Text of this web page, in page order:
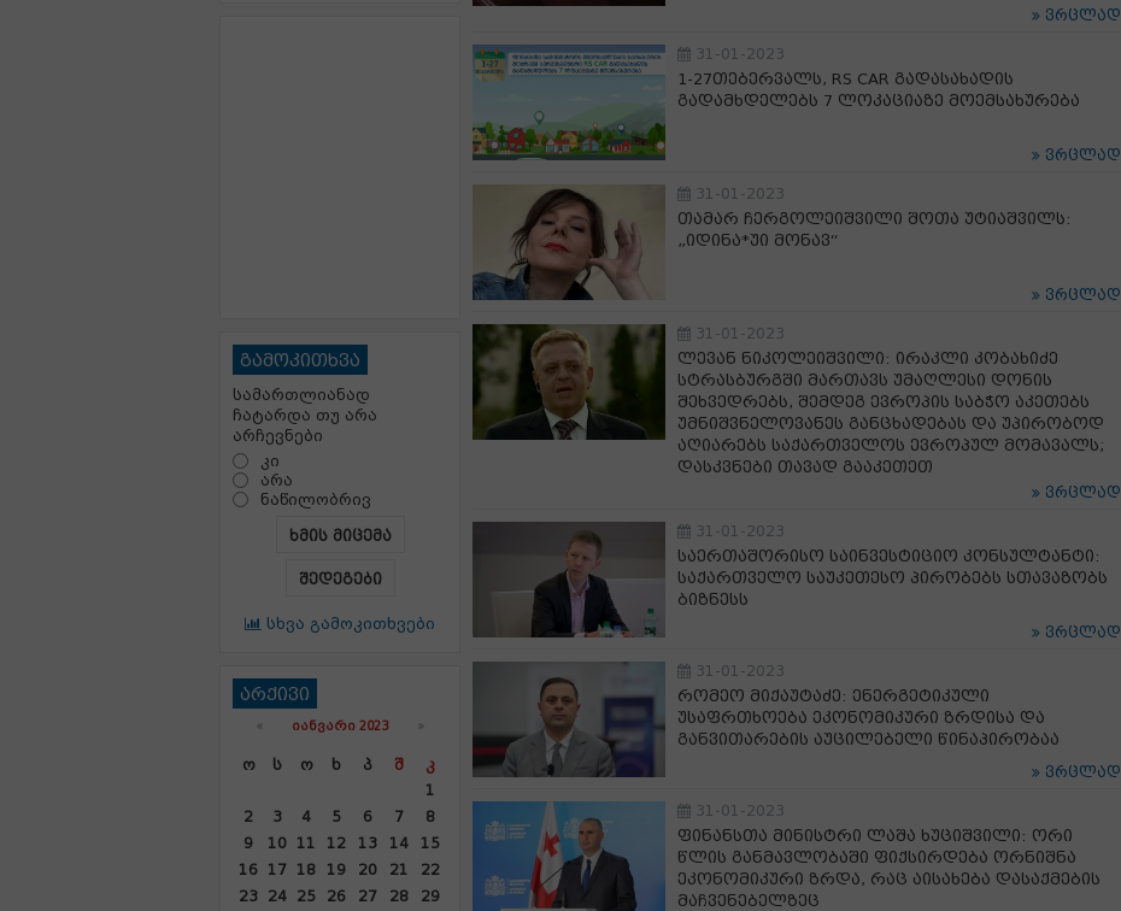
გამოკითხვა
სამართლიანად
ჩატარდა თუ არა
არჩევნები
კი
არა
ნაწილობრივ
ხმის მიცემა
შედეგები
სხვა გამოკითხვები
არქივი
« ᲘᲐᲜᲕᲐᲠᲘ 2023 »
Ო Ს Ო Ხ Პ Შ
Კ
1
2
3 4 5 6 7
8
9
10 11 12 13 14
15
16
17 18 19 20 21
22
23
24 25 26 27 28
29
ვრცლად
31-01-2023
1-27თებერვალს, RS CAR გადასახადის
გადამხდელებს 7 ლოკაციაზე მოემსახურება
ვრცლად
31-01-2023
თამარ ჩერგოლეიშვილი შოთა უტიაშვილს:
„იდინა*უი მონავ“
ვრცლად
31-01-2023
ლევან ნიკოლეიშვილი: ირაკლი კობახიძე
სტრასბურგში მართავს უმაღლესი დონის
შეხვედრებს, შემდეგ ევროპის საბჭო აკეთებს
უმნიშვნელოვანეს განცხადებას და უპირობოდ
აღიარებს საქართველოს ევროპულ მომავალს;
დასკვნები თავად გააკეთეთ
ვრცლად
31-01-2023
საერთაშორისო საინვესტიციო კონსულტანტი:
საქართველო საუკეთესო პირობებს სთავაზობს
ბიზნესს
ვრცლად
31-01-2023
რომეო მიქაუტაძე: ენერგეტიკული
უსაფრთხოება ეკონომიკური ზრდისა და
განვითარების აუცილებელი წინაპირობაა
ვრცლად
31-01-2023
ფინანსთა მინისტრი ლაშა ხუციშვილი: ორი
წლის განმავლობაში ფიქსირდება ორნიშნა
ეკონომიკური ზრდა, რაც აისახება დასაქმების
მაჩვენებელზეც